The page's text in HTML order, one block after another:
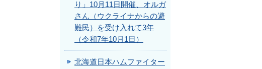
り」10月11日開催、オルガ
さん（ウクライナからの避
難民）を受け入れて3年
（令和7年10月1日）
北海道日本ハムファイター